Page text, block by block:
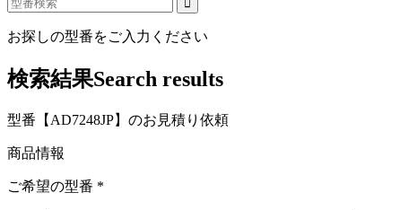
お探しの型番をご入力ください
検索結果Search results
型番【AD7248JP】のお見積り依頼
商品情報
ご希望の型番 *